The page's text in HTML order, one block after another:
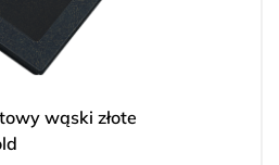
wąski złote